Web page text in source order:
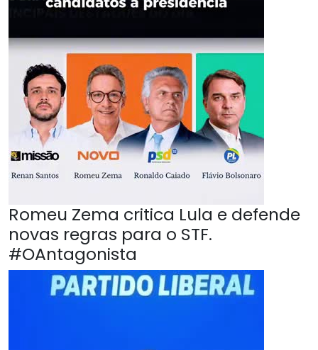
Romeu Zema critica Lula e defende
novas regras para o STF.
#OAntagonista